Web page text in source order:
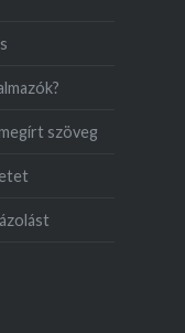
szöveg